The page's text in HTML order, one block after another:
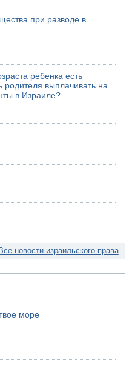
велосипедист
нападении хуситов
при разводе в
ребенка есть
родителя выплачивать на
в Израиле?
Все новости израильского права
море